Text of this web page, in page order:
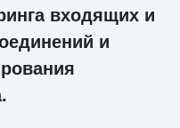
входящих и
и